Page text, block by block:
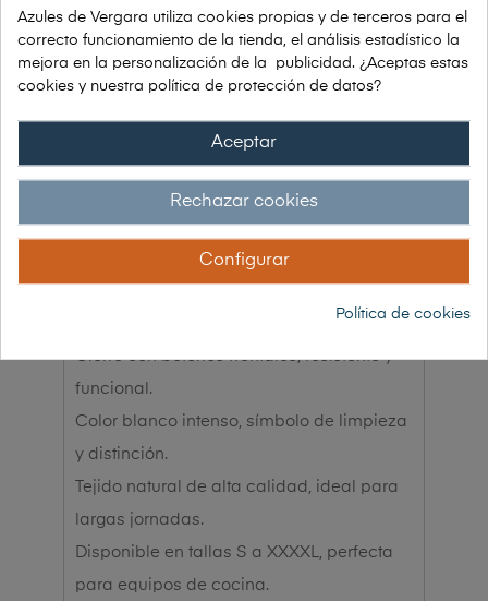
Garantía 30 días de devolución
Características principales
Cierre con botones frontales, resistente y
funcional.
Color blanco intenso, símbolo de limpieza
y distinción.
Tejido natural de alta calidad, ideal para
largas jornadas.
Disponible en tallas S a XXXXL, perfecta
para equipos de cocina.
Azules de Vergara utiliza cookies propias y de terceros para el
correcto funcionamiento de la tienda, el análisis estadístico la
mejora en la personalización de la publicidad. ¿Aceptas estas
cookies y nuestra política de protección de datos?
Aceptar
Rechazar cookies
Configurar
Política de cookies